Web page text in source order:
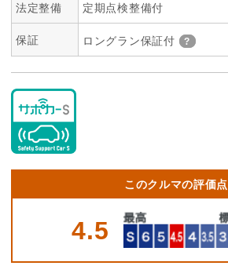
法定整備 定期点検整備付
保証 ロングラン保証付
このクルマの評価点
4.5